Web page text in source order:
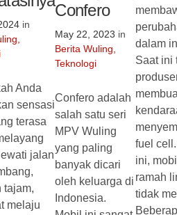
in
Anda
sensasi
terasa
jalan
tajam,
melaju
Confero
May 22, 2023 in
Berita Wuling
Teknologi
Confero adalah
salah satu seri
MPV Wuling
yang paling
banyak dicari
oleh keluarga di
Indonesia.
dalam
Saat ini
fuel
ini,
ramah
tidak